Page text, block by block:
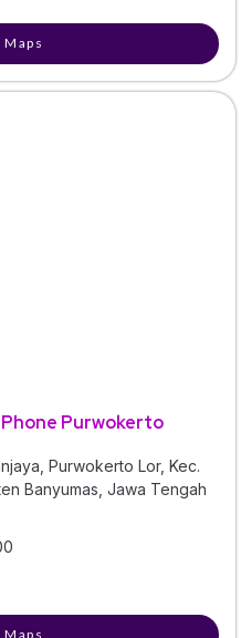
Maps
Purwokerto
Purwokerto Lor, Kec.
Banyumas, Jawa Tengah
Maps